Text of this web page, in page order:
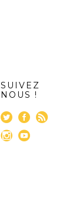
SUIVEZ
NOUS !